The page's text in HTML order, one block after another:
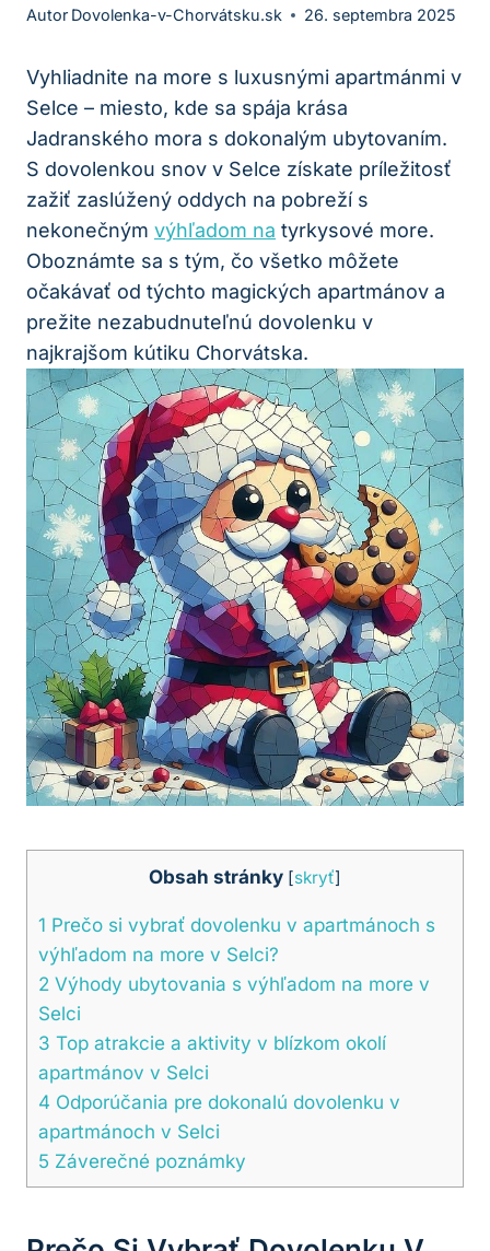
Autor Dovolenka-v-Chorvátsku.sk 26. septembra 2025
Vyhliadnite na more s luxusnými apartmánmi v
Selce – miesto, kde sa spája krása
Jadranského mora s dokonalým ubytovaním.
S dovolenkou snov v Selce získate príležitosť
zažiť zaslúžený oddych na pobreží s
nekonečným výhľadom na tyrkysové more.
Oboznámte sa s tým, čo všetko môžete
očakávať od týchto magických apartmánov a
prežite nezabudnuteľnú dovolenku v
najkrajšom kútiku Chorvátska.
Obsah stránky [skryť]
1 Prečo si vybrať dovolenku v apartmánoch s
výhľadom na more v Selci?
2 Výhody ubytovania s výhľadom na more v
Selci
3 Top atrakcie a aktivity v blízkom okolí
apartmánov v Selci
4 Odporúčania pre dokonalú dovolenku v
apartmánoch v Selci
5 Záverečné poznámky